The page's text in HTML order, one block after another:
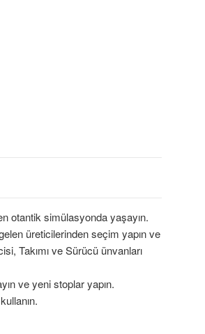
otantik simülasyonda yaşayın.
üreticilerinden seçim yapın ve
Takımı ve Sürücü ünvanları
ve yeni stoplar yapın.